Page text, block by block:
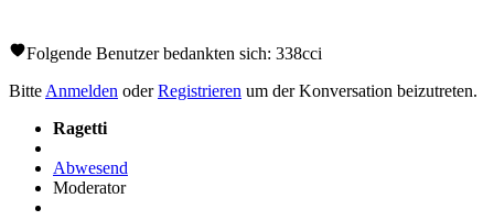
Folgende Benutzer bedankten sich: 338cci
Bitte Anmelden oderRegistrieren um der Konversation beizutreten.
Ragetti
Abwesend
Moderator